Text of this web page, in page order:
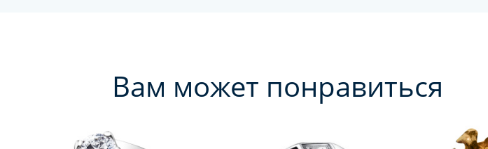
Вам может понравиться